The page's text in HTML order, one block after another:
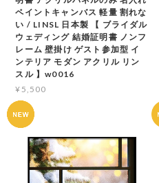
ペイントキャンバス 軽量 割れな
い / LINSL 日本製 【 ブライダル
ウェディング 結婚証明書 ノンフ
レーム 壁掛け ゲスト参加型 イ
ンテリア モダン アクリル リン
スル 】w0016
¥5,500